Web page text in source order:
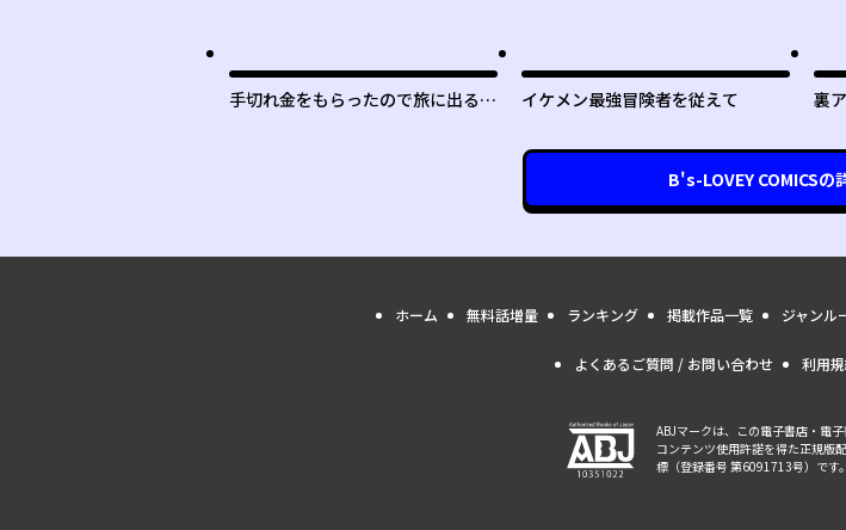
手切れ金をもらったので旅に出るこ
イケメン最強冒険者を従えて 裏
B's-LOVEY COMICSの
ホーム 無料話増量 ランキング 掲載作品一覧 ジャンル
よくあるご質問 / お問い合わせ 利用
ABJマークは、この電子書店・電
コンテンツ使用許諾を得た正規版
標（登録番号 第6091713号）です。